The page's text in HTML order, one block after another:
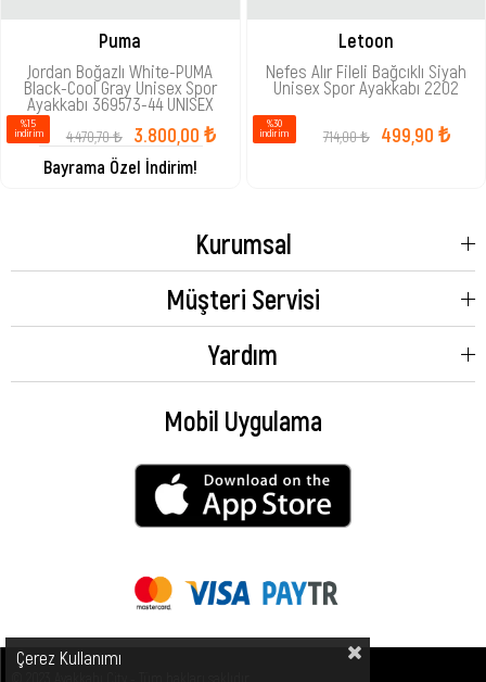
Puma
Jordan Boğazlı White-PUMA
Black-Cool Gray Unisex Spor
Ayakkabı 369573-44 UNISEX
3.800,00 ₺
4.470,70 ₺
Bayrama Özel İndirim!
%15
i̇ndirim
Letoon
Nefes Alır Fileli Bağcıklı Siyah
Unisex Spor Ayakkabı 2202
499,90 ₺
714,00 ₺
%30
i̇ndirim
Kurumsal
Müşteri Servisi
Yardım
Mobil Uygulama
Çerez Kullanımı